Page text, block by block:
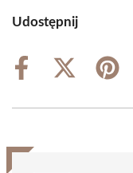
Udostępnij
Share
Share
(Twitter)
Share